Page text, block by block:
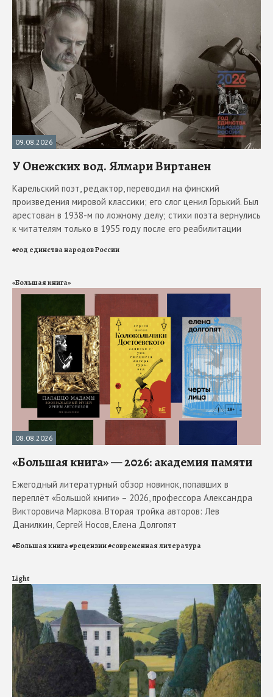
09.08.2026
У Онежских вод. Ялмари Виртанен
Карельский поэт, редактор, переводил на финский
произведения мировой классики; его слог ценил Горький. Был
арестован в 1938-м по ложному делу; стихи поэта вернулись
к читателям только в 1955 году после его реабилитации
#год единства народов России
«Большая книга»
08.08.2026
«Большая книга» — 2026: академия памяти
Ежегодный литературный обзор новинок, попавших в
переплёт «Большой книги» – 2026, профессора Александра
Викторовича Маркова. Вторая тройка авторов: Лев
Данилкин, Сергей Носов, Елена Долгопят
#Большая книга#рецензии#современная литература
Light